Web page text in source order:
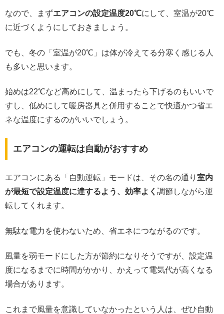
なので、まずエアコンの設定温度20℃にして、室温が20℃
に近づくようにしておきましょう。
でも、冬の「室温が20℃」は体が冷えてる分寒く感じる人
も多いと思います。
始めは22℃など高めにして、温まったら下げるのもいいで
すし、低めにして暖房器具と併用することで快適かつ省エ
ネな温度にするのがいいでしょう。
エアコンの運転は自動がおすすめ
エアコンにある「自動運転」モードは、その名の通り 室内
が最短で設定温度に達するよう、効率よく 調節しながら運
転してくれます。
無駄な電力を使わないため、省エネにつながるのです。
風量を弱モードにした方が節約になりそうですが、設定温
度になるまでに時間がかかり、かえって電気代が高くなる
場合があります。
これまで風量を意識していなかったという人は、ぜひ自動